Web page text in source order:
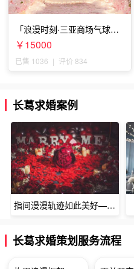
「浪漫时刻·三亚商场气球雨
惊喜求婚」
￥15000
已售 1036 | 评价 834
长葛求婚案例
指间漫漫轨迹如此美好——深圳烈焰玫瑰生日惊喜
长葛求婚策划服务流程